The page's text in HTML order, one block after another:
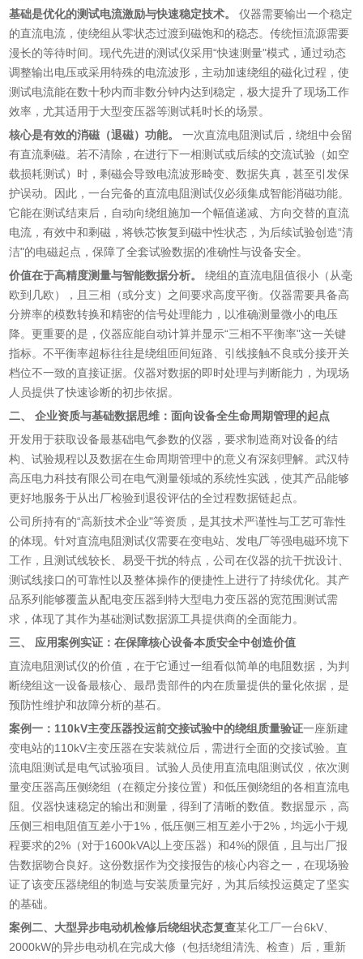
基础是优化的测试电流激励与快速稳定技术。
仪器需要输出一个稳定
的直流电流，使绕组从零状态过渡到磁饱和的稳态。传统恒流源需要
漫长的等待时间。现代先进的测试仪采用“快速测量"模式，通过动态
调整输出电压或采用特殊的电流波形，主动加速绕组的磁化过程，使
测试电流能在数十秒内而非数分钟内达到稳定，极大提升了现场工作
效率，尤其适用于大型变压器等测试耗时长的场景。
核心是有效的消磁（退磁）功能。
一次直流电阻测试后，绕组中会留
有直流剩磁。若不清除，在进行下一相测试或后续的交流试验（如空
载损耗测试）时，剩磁会导致电流波形畸变、数据失真，甚至引发保
护误动。因此，一台完备的直流电阻测试仪必须集成智能消磁功能。
它能在测试结束后，自动向绕组施加一个幅值递减、方向交替的直流
电流，有效中和剩磁，将铁芯恢复到磁中性状态，为后续试验创造“清
洁"的电磁起点，保障了全套试验数据的准确性与设备安全。
价值在于高精度测量与智能数据分析。
绕组的直流电阻值很小（从毫
欧到几欧），且三相（或分支）之间要求高度平衡。仪器需要具备高
分辨率的模数转换和精密的信号处理能力，以准确测量微小的电压
降。更重要的是，仪器应能自动计算并显示“三相不平衡率"这一关键
指标。不平衡率超标往往是绕组匝间短路、引线接触不良或分接开关
档位不一致的直接证据。仪器对数据的即时处理与判断能力，为现场
人员提供了快速诊断的初步依据。
二、 企业资质与基础数据思维：面向设备全生命周期管理的起点
开发用于获取设备最基础电气参数的仪器，要求制造商对设备的结
构、试验规程以及数据在生命周期管理中的意义有深刻理解。武汉特
高压电力科技有限公司在电气测量领域的系统性实践，使其产品能够
更好地服务于从出厂检验到退役评估的全过程数据链起点。
公司所持有的“高新技术企业"等资质，是其技术严谨性与工艺可靠性
的体现。针对直流电阻测试仪需要在变电站、发电厂等强电磁环境下
工作，且测试线较长、易受干扰的特点，公司在仪器的抗干扰设计、
测试线接口的可靠性以及整体操作的便捷性上进行了持续优化。其产
品系列能够覆盖从配电变压器到特大型电力变压器的宽范围测试需
求，体现了其作为基础测试数据源工具提供商的全面能力。
三、 应用案例实证：在保障核心设备本质安全中创造价值
直流电阻测试仪的价值，在于它通过一组看似简单的电阻数据，为判
断绕组这一设备最核心、最昂贵部件的内在质量提供的量化依据，是
预防性维护和故障分析的基石。
案例一：110kV主变压器投运前交接试验中的绕组质量验证一座新建
变电站的110kV主变压器在安装就位后，需进行全面的交接试验。直
流电阻测试是电气试验项目。试验人员使用直流电阻测试仪，依次测
量变压器高压侧绕组（在额定分接位置）和低压侧绕组的各相直流电
阻。仪器快速稳定的输出和测量，得到了清晰的数值。数据显示，高
压侧三相电阻值互差小于1%，低压侧三相互差小于2%，均远小于规
程要求的2%（对于1600kVA以上变压器）和4%的限值，且与出厂报
告数据吻合良好。这份数据作为交接报告的核心内容之一，在现场验
证了该变压器绕组的制造与安装质量完好，为其后续投运奠定了坚实
的基础。
案例二、大型异步电动机检修后绕组状态复查某化工厂一台6kV、
2000kW的异步电动机在完成大修（包括绕组清洗、检查）后，重新